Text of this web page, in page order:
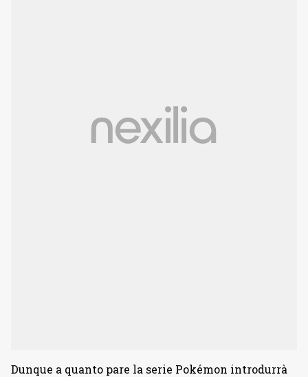
Dunque a quanto pare la serie Pokémon introdurrà